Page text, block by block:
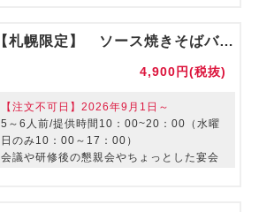
【札幌限定】 ソース焼きそばバラエティセット【ご利用期間：～8/31】
4,900円(税抜)
【注文不可日】2026年9月1日～
5～6人前/提供時間10：00~20：00（水曜
日のみ10：00～17：00）
会議や研修後の懇親会やちょっとした宴会